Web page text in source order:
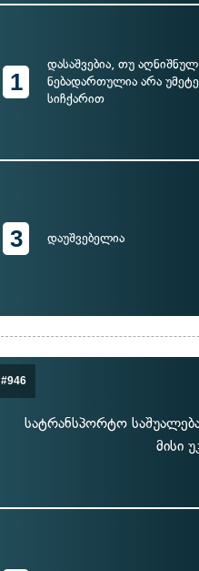
1
დასაშვებია, თუ
ნებადართულია არა
სიჩქარით
3 დაუშვებელია
#946
სატრანსპორტო
მისი